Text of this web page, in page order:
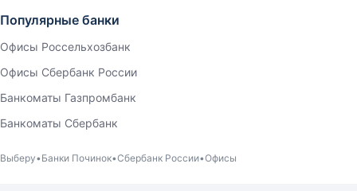
Популярные банки
Офисы Россельхозбанк
Офисы Сбербанк России
Банкоматы Газпромбанк
Банкоматы Сбербанк
Выберу Банки Починок Сбербанк России Офисы